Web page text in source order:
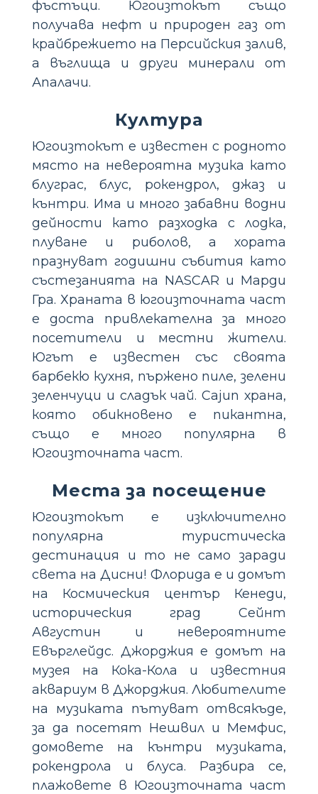
фъстъци. Югоизтокът също
получава нефт и природен газ от
крайбрежието на Персийския залив,
а въглища и други минерали от
Апалачи.
Култура
Югоизтокът е известен с родното
място на невероятна музика като
блуграс, блус, рокендрол, джаз и
кънтри. Има и много забавни водни
дейности като разходка с лодка,
плуване и риболов, а хората
празнуват годишни събития като
състезанията на NASCAR и Марди
Гра. Храната в югоизточната част
е доста привлекателна за много
посетители и местни жители.
Югът е известен със своята
барбекю кухня, пържено пиле, зелени
зеленчуци и сладък чай. Cajun храна,
която обикновено е пикантна,
също е много популярна в
Югоизточната част.
Места за посещение
Югоизтокът е изключително
популярна туристическа
дестинация и то не само заради
света на Дисни! Флорида е и домът
на Космическия център Кенеди,
историческия град Сейнт
Августин и невероятните
Евърглейдс. Джорджия е домът на
музея на Кока-Кола и известния
аквариум в Джорджия. Любителите
на музиката пътуват отвсякъде,
за да посетят Нешвил и Мемфис,
домовете на кънтри музиката,
рокендрола и блуса. Разбира се,
плажовете в Югоизточната част